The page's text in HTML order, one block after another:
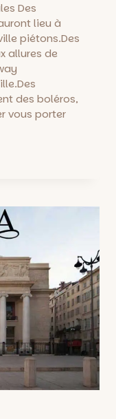
Des
lieu à
piétons.Des
allures de
des boléros,
vous porter